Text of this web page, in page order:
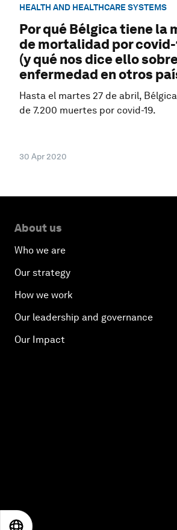
HEALTH AND HEALTHCARE SYSTEMS
Por qué Bélgica tiene la
de mortalidad por
(y qué nos dice ello
enfermedad en otros
Hasta el martes 27 de abril,
de 7.200 muertes por covid-19.
30 Apr 2020
About us
Who we are
Our strategy
How we work
Our leadership and governance
Our Impact